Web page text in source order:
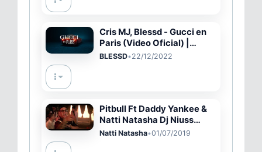
Cris MJ, Blessd - Gucci en
Paris (Video Oficial) |
Welcome To My World
BLESSD•22/12/2022
Pitbull Ft Daddy Yankee &
Natti Natasha Dj Niuss
Extended – No Lo Trates
Natti Natasha•01/07/2019